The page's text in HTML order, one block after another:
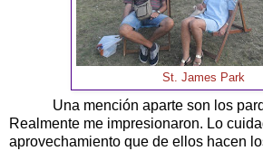
St. James Park
Una mención aparte son los
Realmente me impresionaron. Lo
aprovechamiento que de ellos hacen